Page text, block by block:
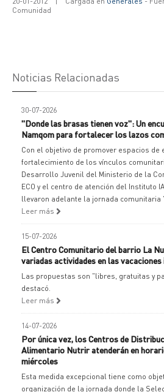
Comunidad
Noticias Relacionadas
30-07-2026
"Donde las brasas tienen voz": Un
Namqom para fortalecer los lazos
Con el objetivo de promover espacios de
fortalecimiento de los vínculos
Desarrollo Juvenil del Ministerio de la
ECO y el centro de atención del Instituto
llevaron adelante la jornada comunitaria
Leer más
15-07-2026
El Centro Comunitario del barrio La
variadas actividades en las
Las propuestas son "libres, gratuitas y
destacó.
Leer más
14-07-2026
Por única vez, los Centros de
Alimentario Nutrir atenderán en
miércoles
Esta medida excepcional tiene como
organización de la jornada donde la